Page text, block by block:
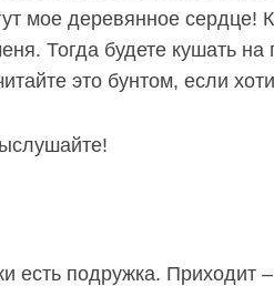
мое деревянное сердце!
Тогда будете кушать
это бунтом, если
есть подружка. Приходит
S
e
a
h
По авторам